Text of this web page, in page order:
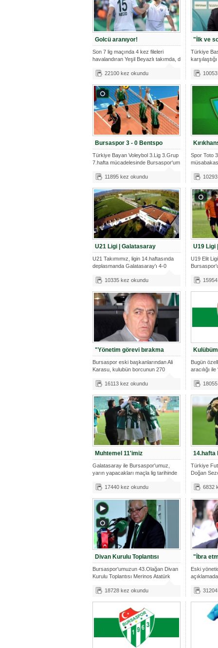
Golcü aranıyor!
Son 7 lig maçında 4 kez fileleri
havalandıran Yeşil Beyazlı takımda, d
22100 kez okundu
"İlk ve
Türkiye
Bursaspor 3 - 0 Bentspo
Türkiye Bayan Voleybol 3.Lig 3.Grup
7.hafta mücadelesinde Bursaspor'um
11895 kez okundu
Spor Toto
U21 Ligi | Galatasaray
U21 Takımımız, ligin 14.haftasında
deplasmanda Galatasaray'ı 4-0
10335 kez okundu
U19 Ligi
U19 Elit
"Yönetim görevi bırakma
Bursaspor eski başkanlarından Ali
Karasu, kulubün borcunun 270
16113 kez okundu
Bugün
aracılığı
Muhtemel 11'imiz
Galatasaray ile Bursaspor'umuz,
yarın yapacakları maçla lig tarihinde
17440 kez okundu
14.hafta
Türkiye
Doğan
6832
Divan Kurulu Toplantısı
Bursaspor'umuzun 43.Olağan Divan
Kurulu Toplantısı Merinos Atatürk
18728 kez okundu
"İbra
Eski